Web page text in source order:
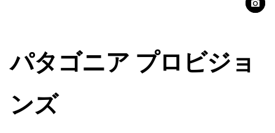
パタゴニア プロビジョ
ンズ